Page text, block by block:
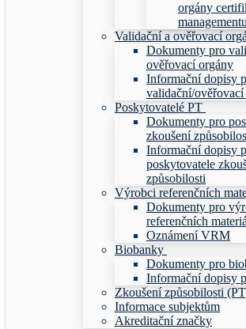
orgány
managementu
Validační a ověřovací
Dokumenty pro
ověřovací orgány
Informační dopisy
validační/
Poskytovatelé PT
Dokumenty pro
zkoušení
Informační dopisy
poskytovatele
způsobilosti
Výrobci referenčních
Dokumenty pro
referenčních
Oznámení VRM
Biobanky
Dokumenty pro
Informační dopisy
Zkoušení způsobilosti
Informace subjektům
Akreditační značky